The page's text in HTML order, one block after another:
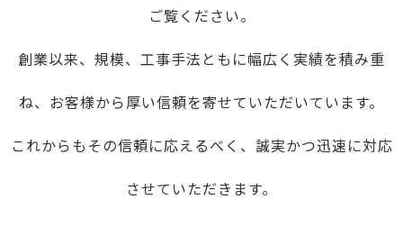
ご覧ください。
創業以来、規模、工事手法ともに幅広く実績を積み重
ね、お客様から厚い信頼を寄せていただいています。
これからもその信頼に応えるべく、誠実かつ迅速に対応
させていただきます。